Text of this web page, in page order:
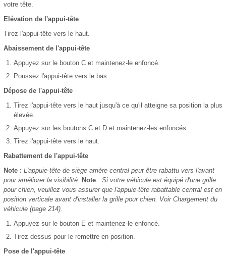
votre tête.
Elévation de l'appui-tête
Tirez l'appui-tête vers le haut.
Abaissement de l'appui-tête
Appuyez sur le bouton C et maintenez-le enfoncé.
Poussez l'appui-tête vers le bas.
Dépose de l'appui-tête
Tirez l'appui-tête vers le haut jusqu'à ce qu'il atteigne sa position la plus
élevée.
Appuyez sur les boutons C et D et maintenez-les enfoncés.
Tirez l'appui-tête vers le haut.
Rabattement de l'appui-tête
Note : L'appuie-tête de siège arrière central peut être rabattu vers l'avant
pour améliorer la visibilité. Note : Si votre véhicule est équipé d'une grille
pour chien, veuillez vous assurer que l'appuie-tête rabattable central est en
position verticale avant d'installer la grille pour chien. Voir Chargement du
véhicule (page 214).
Appuyez sur le bouton E et maintenez-le enfoncé.
Tirez dessus pour le remettre en position.
Pose de l'appui-tête